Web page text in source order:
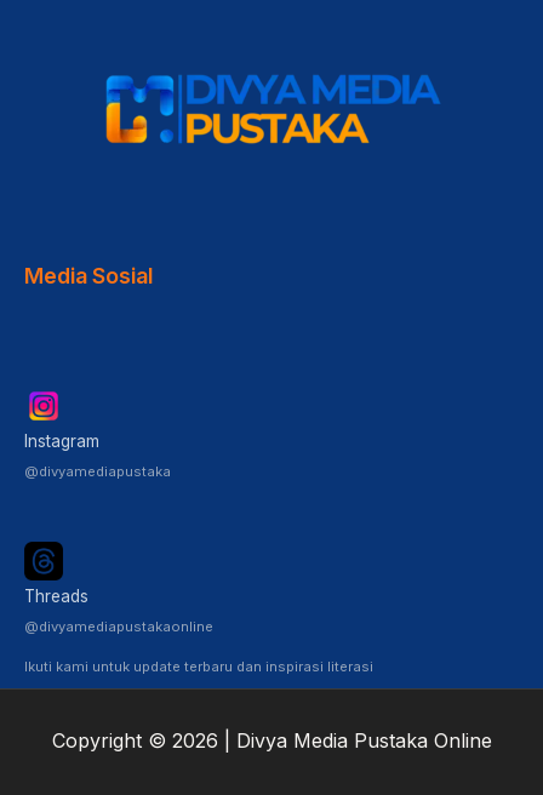
Media Sosial
Instagram
@divyamediapustaka
Threads
@divyamediapustakaonline
Ikuti kami untuk update terbaru dan inspirasi literasi
Copyright © 2026 | Divya Media Pustaka Online